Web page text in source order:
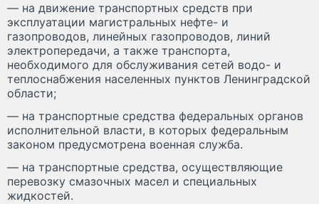
— на движение транспортных средств при
эксплуатации магистральных нефте- и
газопроводов, линейных газопроводов, линий
электропередачи, а также транспорта,
необходимого для обслуживания сетей водо- и
теплоснабжения населенных пунктов Ленинградской
области;
— на транспортные средства федеральных органов
исполнительной власти, в которых федеральным
законом предусмотрена военная служба.
— на транспортные средства, осуществляющие
перевозку смазочных масел и специальных
жидкостей.